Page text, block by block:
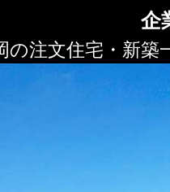
企
の注文住宅・新